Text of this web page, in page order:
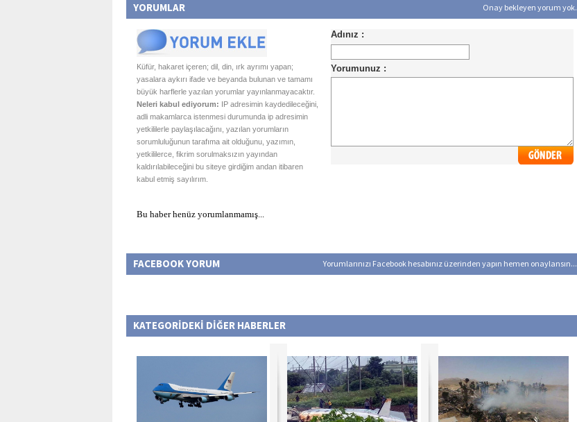
YORUMLAR Onay bekleyen yorum yok.
Küfür, hakaret içeren; dil, din, ırk ayrımı yapan;
yasalara aykırı ifade ve beyanda bulunan ve tamamı
büyük harflerle yazılan yorumlar yayınlanmayacaktır.
Neleri kabul ediyorum: IP adresimin kaydedileceğini,
adli makamlarca istenmesi durumunda ip adresimin
yetkililerle paylaşılacağını, yazılan yorumların
sorumluluğunun tarafıma ait olduğunu, yazımın,
yetkililerce, fikrim sorulmaksızın yayından
kaldırılabileceğini bu siteye girdiğim andan itibaren
kabul etmiş sayılırım.
Bu haber henüz yorumlanmamış...
FACEBOOK YORUM Yorumlarınızı Facebook hesabınız üzerinden yapın hemen onaylansın...
KATEGORİDEKİ DİĞER HABERLER